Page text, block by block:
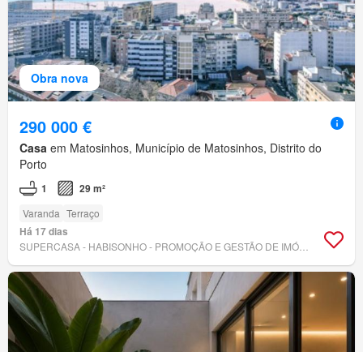
Obra nova
290 000 €
Casa em Matosinhos, Município de Matosinhos, Distrito do
Porto
1 29 m²
Varanda Terraço
Há 17 dias